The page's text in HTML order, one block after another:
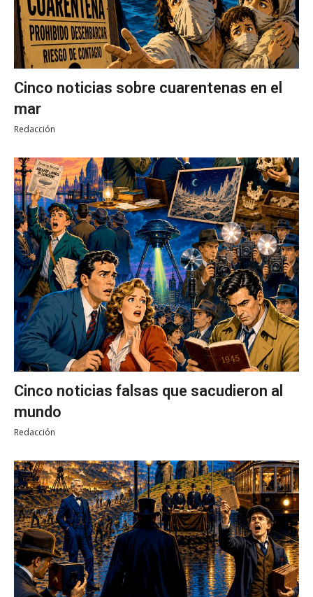
Cinco noticias sobre cuarentenas en el
mar
Redacción
Cinco noticias falsas que sacudieron al
mundo
Redacción